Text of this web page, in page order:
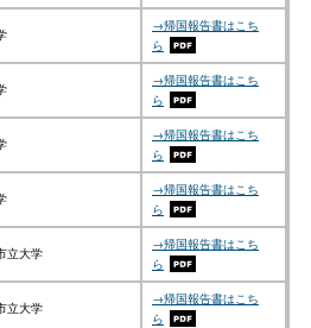
→帰国報告書はこち
ら
→帰国報告書はこち
ら
→帰国報告書はこち
ら
→帰国報告書はこち
ら
立大学
→帰国報告書はこち
ら
立大学
→帰国報告書はこち
ら